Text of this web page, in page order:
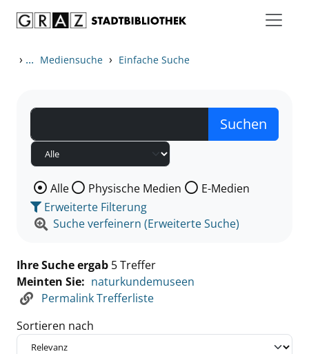
› ... Mediensuche › Einfache Suche
Wählen Sie die Medienart nach der Sie suchen wollen.
Alle Physische Medien
E-Medien
Erweiterte Filterung
Suche verfeinern (Erweiterte Suche)
Ihre Suche ergab 5 Treffer
Meinten Sie: naturkundemuseen
Permalink Trefferliste
Sortieren nach